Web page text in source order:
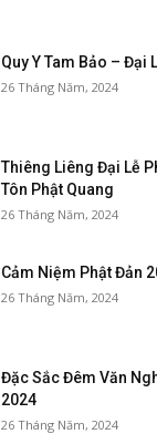
Quy Y Tam Bảo – Đại
26 Tháng Năm, 2024
Thiêng Liêng Đại Lễ
Tôn Phật Quang
26 Tháng Năm, 2024
Cảm Niệm Phật Đản
26 Tháng Năm, 2024
Đặc Sắc Đêm Văn
2024
26 Tháng Năm, 2024